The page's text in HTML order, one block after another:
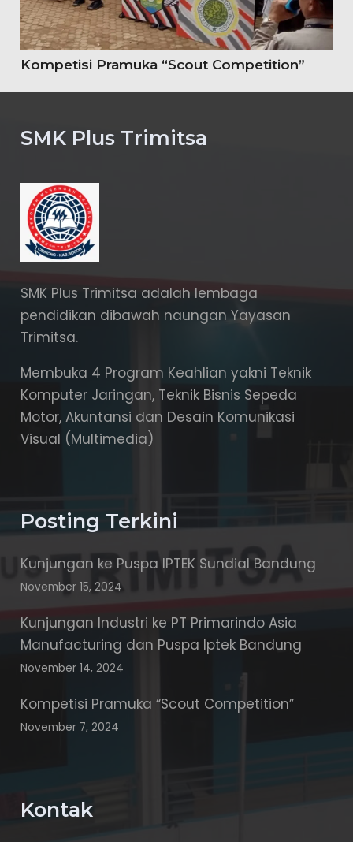
Kompetisi Pramuka “Scout Competition”
SMK Plus Trimitsa
SMK Plus Trimitsa adalah lembaga
pendidikan dibawah naungan Yayasan
Trimitsa.
Membuka 4 Program Keahlian yakni Teknik
Komputer Jaringan, Teknik Bisnis Sepeda
Motor, Akuntansi dan Desain Komunikasi
Visual (Multimedia)
Posting Terkini
Kunjungan ke Puspa IPTEK Sundial Bandung
November 15, 2024
Kunjungan Industri ke PT Primarindo Asia
Manufacturing dan Puspa Iptek Bandung
November 14, 2024
Kompetisi Pramuka “Scout Competition”
November 7, 2024
Kontak